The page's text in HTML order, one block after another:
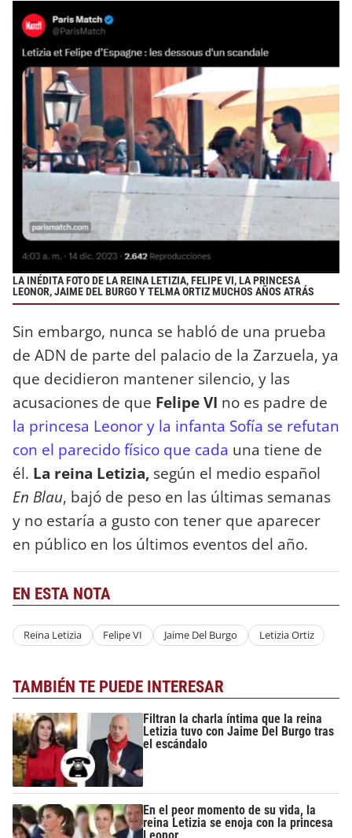
LA INÉDITA FOTO DE LA REINA LETIZIA, FELIPE VI, LA PRINCESA
LEONOR, JAIME DEL BURGO Y TELMA ORTIZ MUCHOS AÑOS ATRÁS
Sin embargo, nunca se habló de una prueba
de ADN de parte del palacio de la Zarzuela, ya
que decidieron mantener silencio, y las
acusaciones de que Felipe VI no es padre de
la princesa Leonor y la infanta Sofía se refutan
con el parecido físico que cada una tiene de
él. La reina Letizia, según el medio español
En Blau, bajó de peso en las últimas semanas
y no estaría a gusto con tener que aparecer
en público en los últimos eventos del año.
EN ESTA NOTA
Reina Letizia Felipe VI Jaime Del Burgo Letizia Ortiz
TAMBIÉN TE PUEDE INTERESAR
Filtran la charla íntima que la reina
Letizia tuvo con Jaime Del Burgo tras
el escándalo
En el peor momento de su vida, la
reina Letizia se enoja con la princesa
Leonor